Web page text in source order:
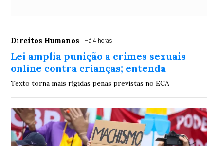
Direitos Humanos Há 4 horas
Lei amplia punição a crimes sexuais
online contra crianças; entenda
Texto torna mais rígidas penas previstas no ECA